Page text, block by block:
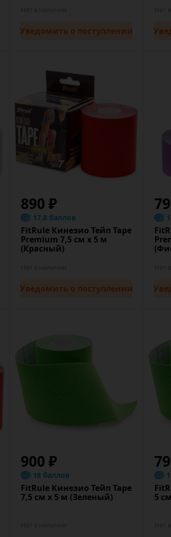
Уведомить о поступлении
890 ₽
17.8 баллов
FitRule Кинезио Тейп Tape
Premium 7,5 cм х 5 м
(Красный)
Уведомить о поступлении
900 ₽
18 баллов
FitRule Кинезио Тейп Tape
7,5 cм х 5 м (Зеленый)
5